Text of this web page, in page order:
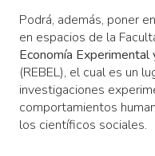
Podrá, además, poner
en espacios de la
Economía
(REBEL), el cual es un
investigaciones
comportamientos
los científicos sociales.